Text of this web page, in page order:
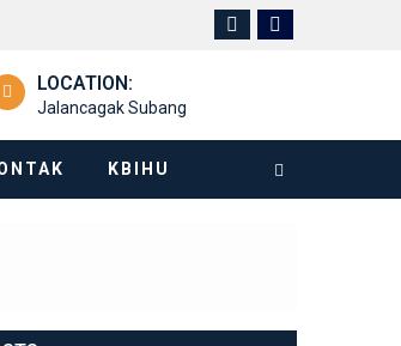
LOCATION:
Jalancagak Subang
KBIHU